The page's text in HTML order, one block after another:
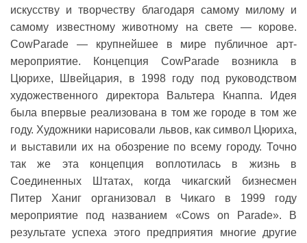
искусству и творчеству благодаря самому милому и
самому известному животному на свете — корове.
CowParade — крупнейшее в мире публичное арт-
мероприятие. Концепция CowParade возникла в
Цюрихе, Швейцария, в 1998 году под руководством
художественного директора Вальтера Кнаппа. Идея
была впервые реализована в том же городе в том же
году. Художники нарисовали львов, как символ Цюриха,
и выставили их на обозрение по всему городу. Точно
так же эта концепция воплотилась в жизнь в
Соединенных Штатах, когда чикагский бизнесмен
Питер Ханиг организовал в Чикаго в 1999 году
мероприятие под названием «Cows on Parade». В
результате успеха этого предприятия многие другие